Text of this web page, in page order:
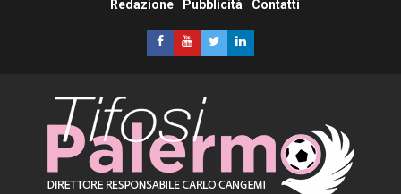
Redazione Pubblicità Contatti